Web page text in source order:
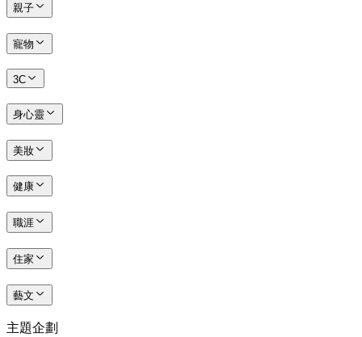
親子
寵物
3C
身心靈
美妝
健康
職涯
住家
藝文
主題企劃